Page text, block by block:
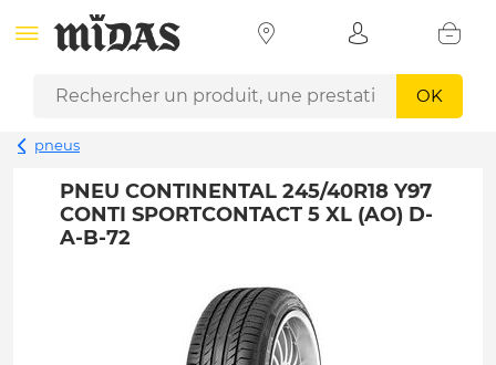
OK
pneus
PNEU CONTINENTAL 245/40R18 Y97
CONTI SPORTCONTACT 5 XL (AO) D-
A-B-72